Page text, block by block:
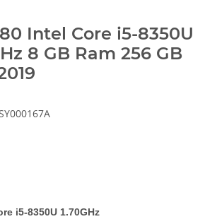
Intel Core i5-8350U
8 GB Ram 256 GB
i5-8350U 1.70GHz